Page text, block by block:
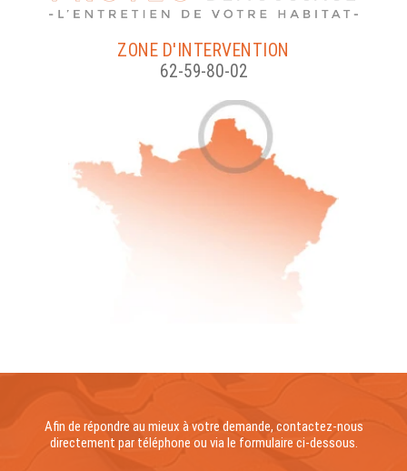
ZONE D'INTERVENTION
62-59-80-02
Afin de répondre au mieux à votre demande, contactez-nous
directement par téléphone ou via le formulaire ci-dessous.